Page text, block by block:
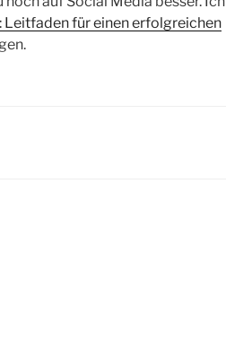
Leitfaden für einen erfolgreichen